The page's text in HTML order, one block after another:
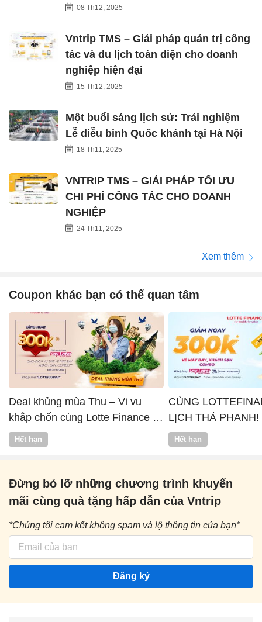
08 Th12, 2025
Vntrip TMS – Giải pháp quản trị công
tác và du lịch toàn diện cho doanh
nghiệp hiện đại
15 Th12, 2025
Một buổi sáng lịch sử: Trải nghiệm
Lễ diễu binh Quốc khánh tại Hà Nội
18 Th11, 2025
VNTRIP TMS – GIẢI PHÁP TỐI ƯU
CHI PHÍ CÔNG TÁC CHO DOANH
NGHIỆP
24 Th11, 2025
Xem thêm
Coupon khác bạn có thể quan tâm
Deal khủng mùa Thu – Vi vu
khắp chốn cùng Lotte Finance x
Vntrip
Hết hạn
CÙNG
LỊCH THẢ PHANH!
Hết hạn
Đừng bỏ lỡ những chương trình khuyến
mãi cùng quà tặng hấp dẫn của Vntrip
*Chúng tôi cam kết không spam và lộ thông tin của bạn*
Đăng ký